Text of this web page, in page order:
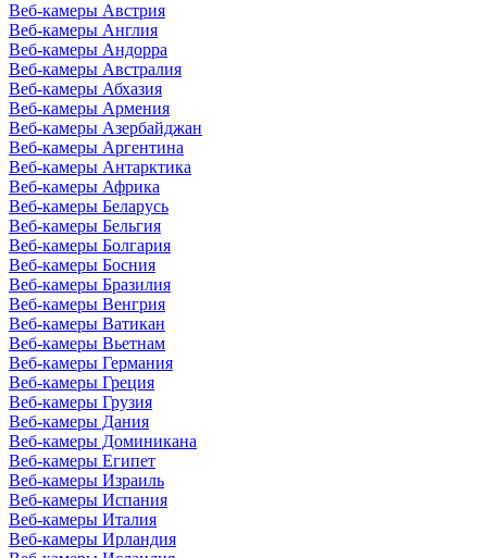
Веб-камеры Австрия
Веб-камеры Англия
Веб-камеры Андорра
Веб-камеры Австралия
Веб-камеры Абхазия
Веб-камеры Армения
Веб-камеры Азербайджан
Веб-камеры Аргентина
Веб-камеры Антарктика
Веб-камеры Африка
Веб-камеры Беларусь
Веб-камеры Бельгия
Веб-камеры Болгария
Веб-камеры Босния
Веб-камеры Бразилия
Веб-камеры Венгрия
Веб-камеры Ватикан
Веб-камеры Вьетнам
Веб-камеры Германия
Веб-камеры Греция
Веб-камеры Грузия
Веб-камеры Дания
Веб-камеры Доминикана
Веб-камеры Египет
Веб-камеры Израиль
Веб-камеры Испания
Веб-камеры Италия
Веб-камеры Ирландия